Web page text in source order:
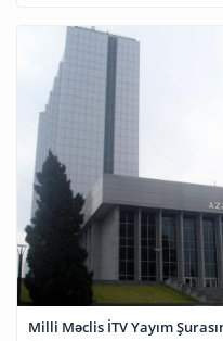
Milli Məclis İTV Yayım